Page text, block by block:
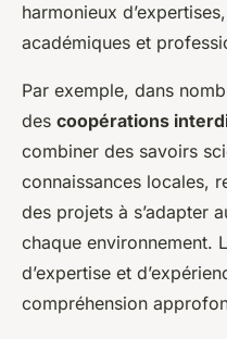
harmonieux
académiques et
Par exemple, dans
des coopérations
combiner des savoirs
connaissances locales,
des projets à s’adapter
chaque environnement.
d’expertise et
compréhension